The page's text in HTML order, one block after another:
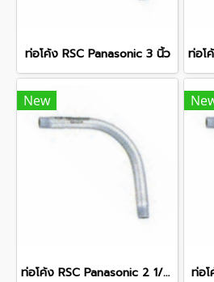
ท่อโค้ง RSC Panasonic 3 นิ้ว
New
ท่อโค้ง RSC Panasonic 2 1/2 นิ้ว ท่อ